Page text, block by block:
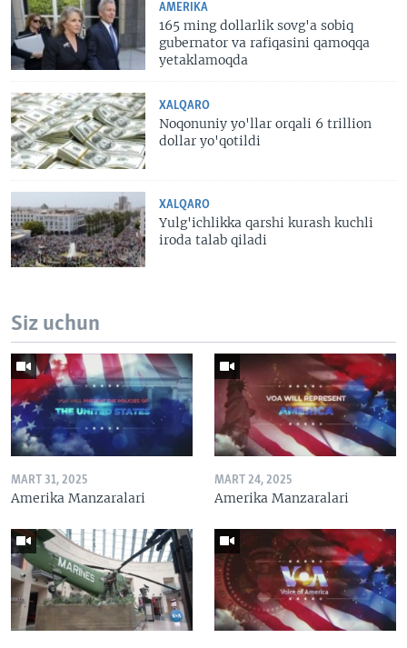
AMERIKA
165 ming dollarlik sovg'a sobiq
gubernator va rafiqasini qamoqqa
yetaklamoqda
XALQARO
Noqonuniy yo'llar orqali 6 trillion
dollar yo'qotildi
XALQARO
Yulg'ichlikka qarshi kurash kuchli
iroda talab qiladi
Siz uchun
MART 31, 2025
Amerika Manzaralari
MART 24, 2025
Amerika Manzaralari